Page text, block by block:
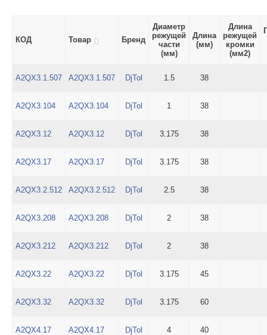
КОД Товар Бренд
Диаметр
режущей
части
(мм)
Длина
(мм)
Длина
режущей
кромки
(мм2)
A2QX3.1.507 A2QX3.1.507 DjTol 1.5 38
A2QX3.104 A2QX3.104 DjTol 1 38
A2QX3.12 A2QX3.12 DjTol 3.175 38
A2QX3.17 A2QX3.17 DjTol 3.175 38
A2QX3.2.512 A2QX3.2.512 DjTol 2.5 38
A2QX3.208 A2QX3.208 DjTol 2 38
A2QX3.212 A2QX3.212 DjTol 2 38
A2QX3.22 A2QX3.22 DjTol 3.175 45
A2QX3.32 A2QX3.32 DjTol 3.175 60
A2QX4.17 A2QX4.17 DjTol 4 40